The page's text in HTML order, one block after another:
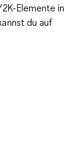
Elemente in
du auf